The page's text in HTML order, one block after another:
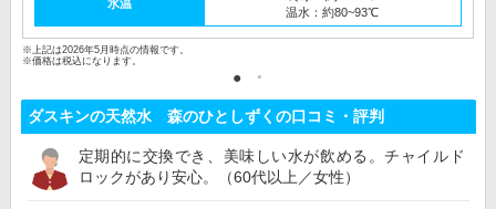
水温
温水：約80~93℃
※上記は2026年5月時点の情報です。
※価格は税込になります。
ダスキンの天然水 森のひとしずくの口コミ・評判
定期的に交換でき、美味しい水が飲める。チャイルド
ロックがあり安心。（60代以上／女性）